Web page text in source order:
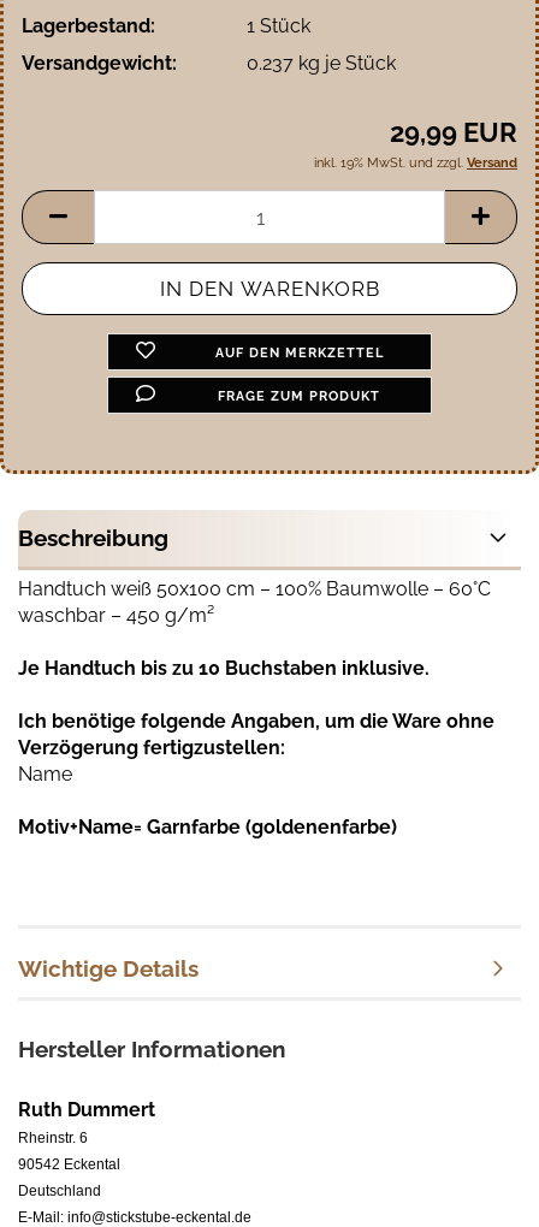
Lagerbestand: 1 Stück
Versandgewicht:
0.237kg je Stück
29,99 EUR
inkl. 19% MwSt. und zzgl. Versand
AUF DEN MERKZETTEL
FRAGE ZUM PRODUKT
Beschreibung
Handtuch weiß 50x100 cm – 100% Baumwolle – 60°C
waschbar – 450 g/m²
Je Handtuch bis zu 10 Buchstaben inklusive.
Ich benötige folgende Angaben, um die Ware ohne
Verzögerung fertigzustellen:
Name
Motiv+Name= Garnfarbe (goldenenfarbe)
Wichtige Details
Hersteller Informationen
Ruth Dummert
Rheinstr. 6
90542 Eckental
Deutschland
E-Mail: info@stickstube-eckental.de